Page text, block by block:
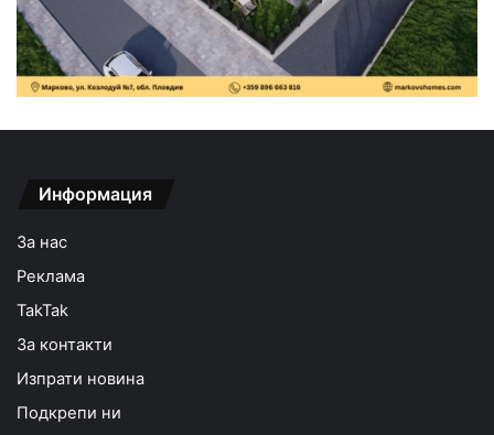
Информация
За нас
Реклама
TakTak
За контакти
Изпрати новина
Подкрепи ни